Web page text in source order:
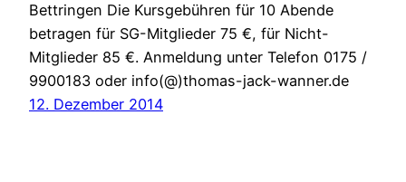
Bettringen Die Kursgebühren für 10 Abende
betragen für SG-Mitglieder 75 €, für Nicht-
Mitglieder 85 €. Anmeldung unter Telefon 0175 /
9900183 oder info(@)thomas-jack-wanner.de
12. Dezember 2014